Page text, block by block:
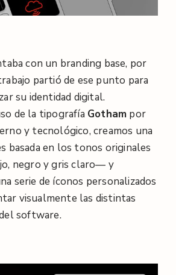
con un branding base, por
partió de ese punto para
su identidad digital.
de la tipografía Gotham por
y tecnológico, creamos una
basada en los tonos originales
negro y gris claro— y
serie de íconos personalizados
visualmente las distintas
software.